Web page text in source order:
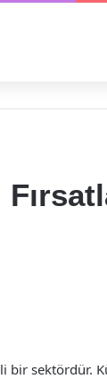
bir sektördür.